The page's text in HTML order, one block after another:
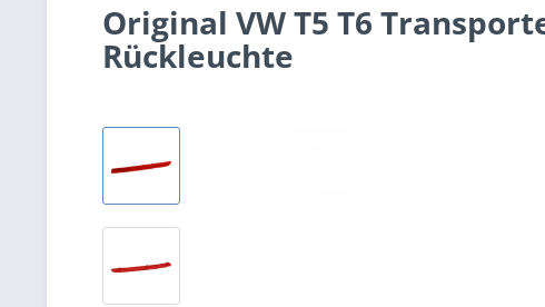
Original VW T5 T6
Rückleuchte